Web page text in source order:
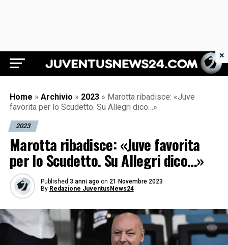
Juventus News 24
Home » Archivio » 2023 » Marotta ribadisce: «Juve
favorita per lo Scudetto. Su Allegri dico…»
2023
Marotta ribadisce: «Juve favorita
per lo Scudetto. Su Allegri dico…»
Published 3 anni ago on 21 Novembre 2023
By Redazione JuventusNews24
×